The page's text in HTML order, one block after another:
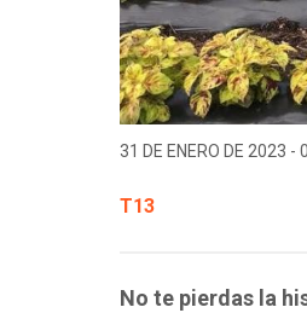
31 DE ENERO DE 2023 -
T13
No te pierdas la